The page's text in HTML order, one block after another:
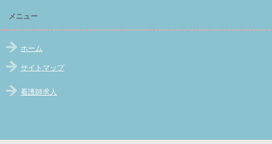
メニュー
ホーム
サイトマップ
看護師求人